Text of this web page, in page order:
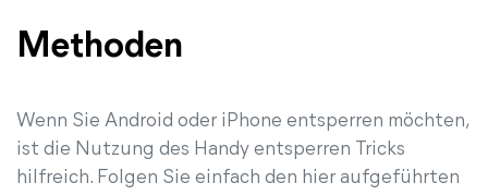
Methoden
Wenn Sie Android oder iPhone entsperren möchten,
ist die Nutzung des Handy entsperren Tricks
hilfreich. Folgen Sie einfach den hier aufgeführten